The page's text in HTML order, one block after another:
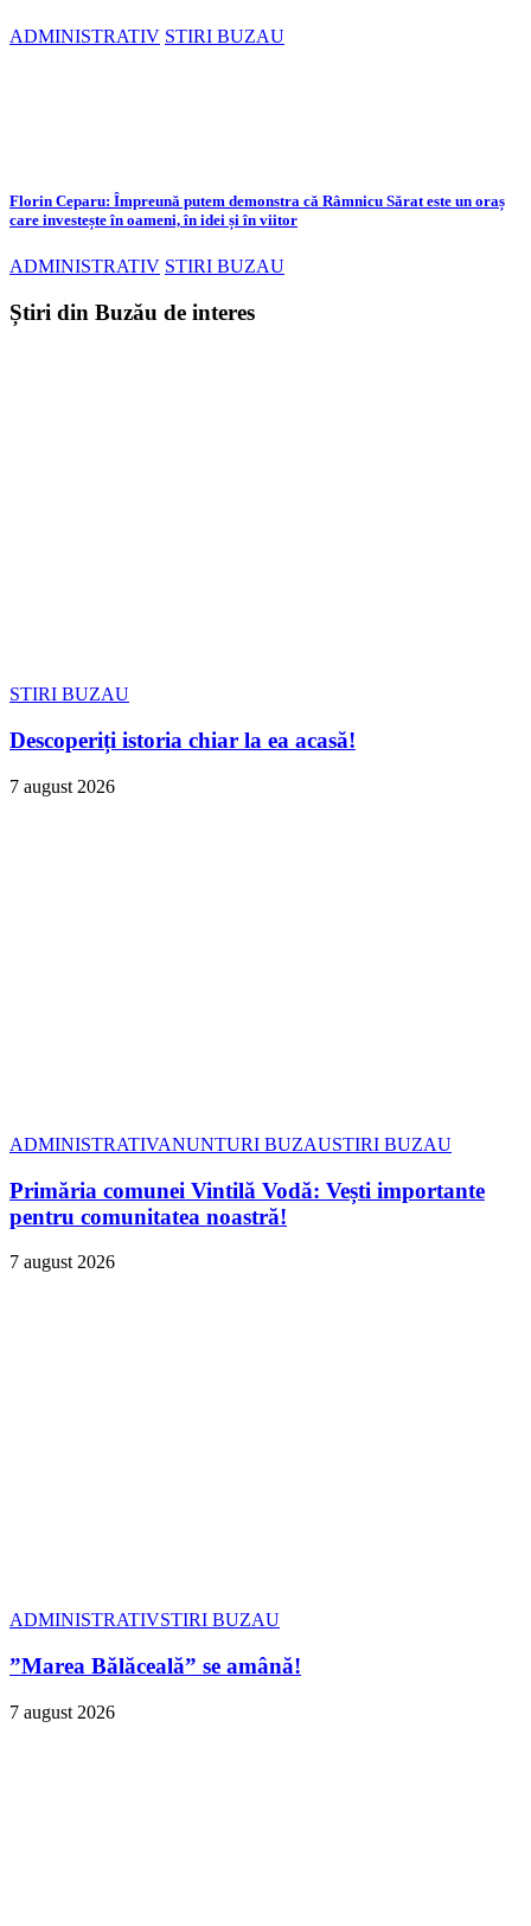
ADMINISTRATIV STIRI BUZAU
Florin Ceparu: Împreună putem demonstra că Râmnicu Sărat este un oraș
care investește în oameni, în idei și în viitor
ADMINISTRATIV STIRI BUZAU
Știri din Buzău de interes
STIRI BUZAU
Descoperiți istoria chiar la ea acasă!
7 august 2026
ADMINISTRATIVANUNTURI BUZAUSTIRI BUZAU
Primăria comunei Vintilă Vodă: Vești importante
pentru comunitatea noastră!
7 august 2026
ADMINISTRATIVSTIRI BUZAU
”Marea Bălăceală” se amână!
7 august 2026